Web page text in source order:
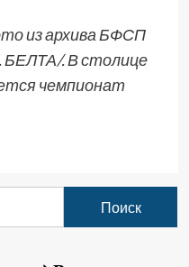
из архива БФСП
БЕЛТА/. В столице
чемпионат